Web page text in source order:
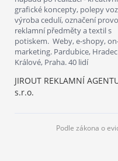
grafické koncepty, polepy
výroba cedulí, označení
reklamní předměty a textil s
potiskem. Weby, e-shopy,
marketing. Pardubice, Hradec
Králové, Praha. 40 lidí
JIROUT REKLAMNÍ
s.r.o.
Podle zákona o